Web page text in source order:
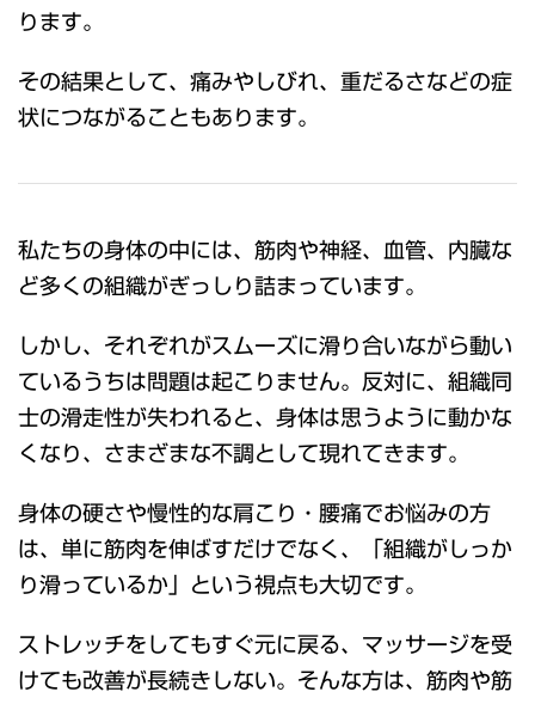
ります。
その結果として、痛みやしびれ、重だるさなどの症
状につながることもあります。
私たちの身体の中には、筋肉や神経、血管、内臓な
ど多くの組織がぎっしり詰まっています。
しかし、それぞれがスムーズに滑り合いながら動い
ているうちは問題は起こりません。反対に、組織同
士の滑走性が失われると、身体は思うように動かな
くなり、さまざまな不調として現れてきます。
身体の硬さや慢性的な肩こり・腰痛でお悩みの方
は、単に筋肉を伸ばすだけでなく、「組織がしっか
り滑っているか」という視点も大切です。
ストレッチをしてもすぐ元に戻る、マッサージを受
けても改善が長続きしない。そんな方は、筋肉や筋